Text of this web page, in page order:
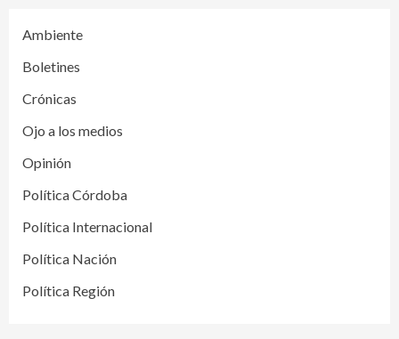
Ambiente
Boletines
Crónicas
Ojo a los medios
Opinión
Política Córdoba
Política Internacional
Política Nación
Política Región